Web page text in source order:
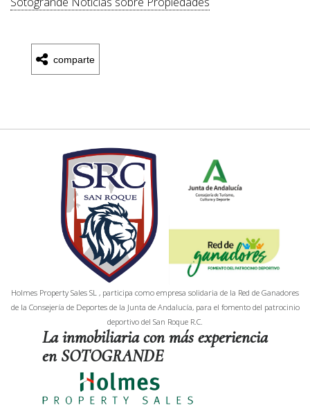
comparte
La inmobiliaria con más experiencia
en SOTOGRANDE
Holmes Property Sales SL , participa como empresa solidaria de la Red de Ganadores
de la Consejería de Deportes de la Junta de Andalucía, para el fomento del patrocinio
deportivo del San Roque R.C.